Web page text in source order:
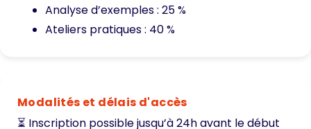
Analyse d’exemples : 25 %
Ateliers pratiques : 40 %
Modalités et délais d'accès
⏳ Inscription possible jusqu’à 24h avant le début